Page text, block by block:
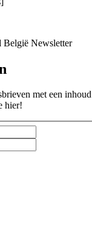
met een
hier!